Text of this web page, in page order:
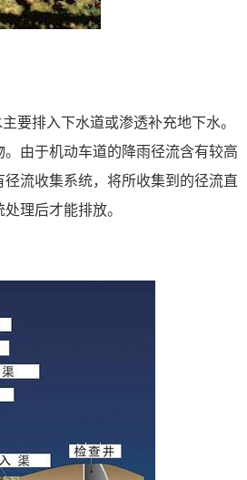
排入下水道或渗透补充地下水。
由于机动车道的降雨径流含有较高
流收集系统，将所收集到的径流直
理后才能排放。